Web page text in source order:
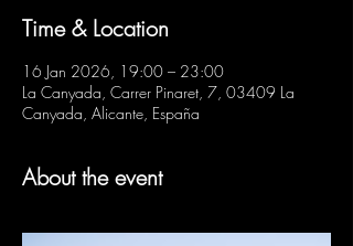
Time & Location
16 Jan 2026, 19:00 – 23:00
La Canyada, Carrer Pinaret, 7, 03409 La
Canyada, Alicante, España
About the event